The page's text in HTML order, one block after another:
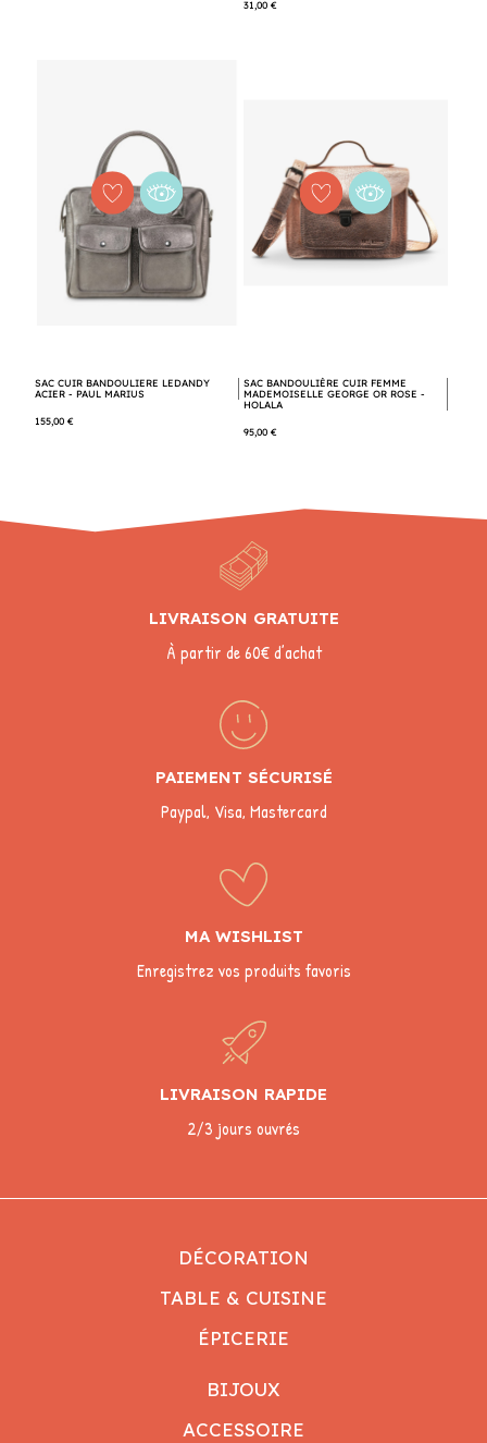
31,00 €
SAC CUIR BANDOULIERE LEDANDY
ACIER - PAUL MARIUS
155,00 €
SAC BANDOULIÈRE CUIR FEMME
MADEMOISELLE GEORGE OR ROSE -
HOLALA
95,00 €
LIVRAISON GRATUITE
À partir de 60€ d’achat
PAIEMENT SÉCURISÉ
Paypal, Visa, Mastercard
MA WISHLIST
Enregistrez vos produits favoris
LIVRAISON RAPIDE
2/3 jours ouvrés
DÉCORATION
TABLE & CUISINE
ÉPICERIE
BIJOUX
ACCESSOIRE